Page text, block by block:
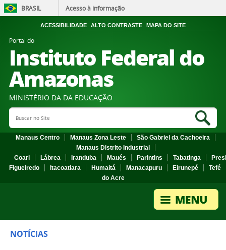
BRASIL Acesso à informação
ACESSIBILIDADE ALTO CONTRASTE MAPA DO SITE
Portal do
Instituto Federal do
Amazonas
MINISTÉRIO DA DA EDUCAÇÃO
Search Site
Manaus Centro Manaus Zona Leste
São Gabriel da Cachoeira
Manaus Distrito Industrial
Coari
Lábrea Iranduba Maués Parintins Tabatinga
Figueiredo
Itacoatiara Humaitá Manacapuru Eirunepé
Tefé
do Acre
NOTÍCIAS